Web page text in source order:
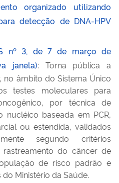
organizado utilizando
detecção de DNA-HPV
nº 3, de 7 de março de
janela): Torna pública a
no âmbito do Sistema Único
testes moleculares para
por técnica de
nucléico baseada em PCR,
ou estendida, validados
segundo critérios
rastreamento do câncer de
de risco padrão e
Ministério da Saúde.